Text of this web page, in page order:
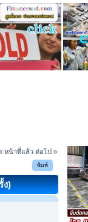
หน้าที่แล้ว ต่อไป »
พิมพ์
ง)